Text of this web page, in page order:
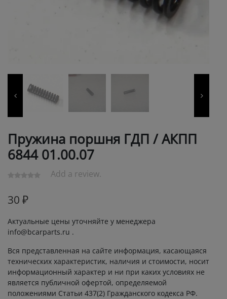
Пружина поршня ГДП / АКПП
6844 01.00.07
Add a review.
30 ₽
Актуальные цены уточняйте у менеджера
info@bcarparts.ru .
Вся представленная на сайте информация, касающаяся
технических характеристик, наличия и стоимости, носит
информационный характер и ни при каких условиях не
является публичной офертой, определяемой
положениями Статьи 437(2) Гражданского кодекса РФ.